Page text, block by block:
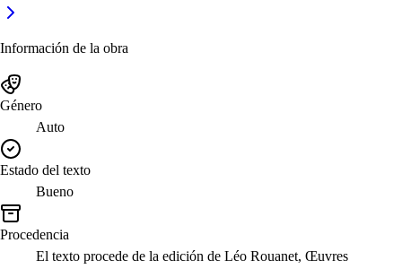
Información de la obra
Género
Auto
Estado del texto
Bueno
Procedencia
El texto procede de la edición de Léo Rouanet, Œuvres